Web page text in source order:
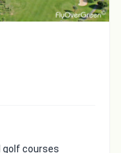
golf courses